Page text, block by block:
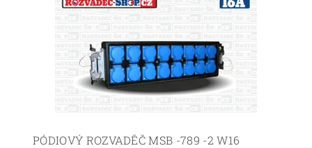
PÓDIOVÝ ROZVADĚČ MSB -789 -2 W16